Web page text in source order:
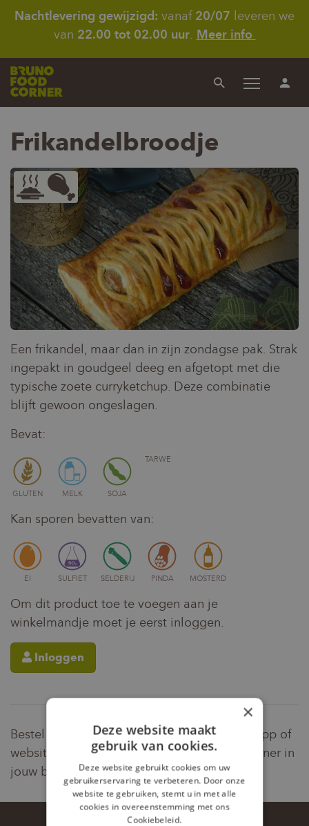
Nachtlevering gewijzigd: vanaf 20/07 leveren we
van 22.00 tot 02.00 uur. Meer info
ZoekenMenu
Frikandelbroodje
Een frikandel, maar dan in zijn zondagse pak. Strak
ingepakt in goudgeel deeg en afgetopt met die
typische zoete curryketchup. Deze combinatie
blijft gewoon ongeslagen.
Bevat:
GLUTEN MELK SOJA
TARWE
Kan sporen bevatten van:
EI SULFIET SELDERIJ PINDA MOSTERD
Om dit product toe te voegen aan je
winkelmandje moet je eerst inloggen.
Inloggen
Bestel je frikandelbroodje makkelijk via de app of
website en haal het af bij een Bruno Foodcorner in
jouw buurt.
×
Deze website maakt
gebruik van cookies.
Deze website gebruikt cookies om uw
gebruikerservaring te verbeteren. Door onze
website te gebruiken, stemt u in met alle
cookies in overeenstemming met ons
Cookiebeleid.